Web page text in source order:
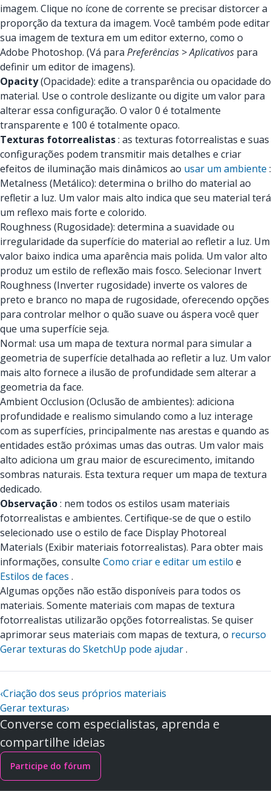
imagem. Clique no ícone de corrente se precisar distorcer a
proporção da textura da imagem. Você também pode editar
sua imagem de textura em um editor externo, como o
Adobe Photoshop. (Vá para Preferências > Aplicativos para
definir um editor de imagens).
Opacity(Opacidade): edite a transparência ou opacidade do
material. Use o controle deslizante ou digite um valor para
alterar essa configuração. O valor 0 é totalmente
transparente e 100 é totalmente opaco.
Texturas fotorrealistas: as texturas fotorrealistas e suas
configurações podem transmitir mais detalhes e criar
efeitos de iluminação mais dinâmicos ao usar um ambiente :
Metalness (Metálico): determina o brilho do material ao
refletir a luz. Um valor mais alto indica que seu material terá
um reflexo mais forte e colorido.
Roughness (Rugosidade): determina a suavidade ou
irregularidade da superfície do material ao refletir a luz. Um
valor baixo indica uma aparência mais polida. Um valor alto
produz um estilo de reflexão mais fosco. Selecionar Invert
Roughness (Inverter rugosidade) inverte os valores de
preto e branco no mapa de rugosidade, oferecendo opções
para controlar melhor o quão suave ou áspera você quer
que uma superfície seja.
Normal: usa um mapa de textura normal para simular a
geometria de superfície detalhada ao refletir a luz. Um valor
mais alto fornece a ilusão de profundidade sem alterar a
geometria da face.
Ambient Occlusion (Oclusão de ambientes): adiciona
profundidade e realismo simulando como a luz interage
com as superfícies, principalmente nas arestas e quando as
entidades estão próximas umas das outras. Um valor mais
alto adiciona um grau maior de escurecimento, imitando
sombras naturais. Esta textura requer um mapa de textura
dedicado.
Observação: nem todos os estilos usam materiais
fotorrealistas e ambientes. Certifique-se de que o estilo
selecionado use o estilo de face Display Photoreal
Materials (Exibir materiais fotorrealistas). Para obter mais
informações, consulte Como criar e editar um estilo e
Estilos de faces .
Algumas opções não estão disponíveis para todos os
materiais. Somente materiais com mapas de textura
fotorrealistas utilizarão opções fotorrealistas. Se quiser
aprimorar seus materiais com mapas de textura, o recurso
Gerar texturas do SketchUp pode ajudar.
‹Criação dos seus próprios materiais
Gerar texturas›
Converse com especialistas, aprenda e
compartilhe ideias
Participe do fórum